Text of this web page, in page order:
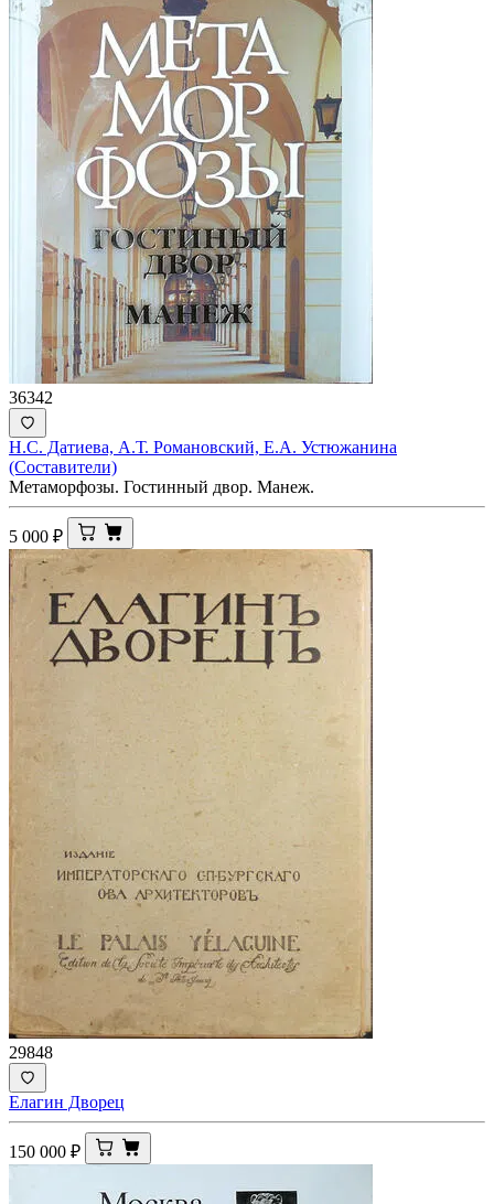
36342
Н.С. Датиева, А.Т. Романовский, Е.А. Устюжанина
(Составители)
Метаморфозы. Гостинный двор. Манеж.
5 000 ₽
29848
Елагин Дворец
150 000 ₽